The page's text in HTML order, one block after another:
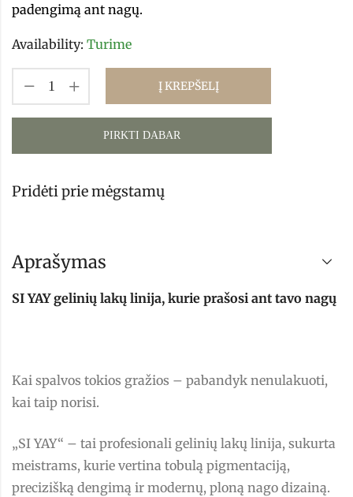
padengimą ant nagų.
Availability: Turime
Į KREPŠELĮ
PIRKTI DABAR
Pridėti prie mėgstamų
Aprašymas
SI YAY gelinių lakų linija, kurie prašosi ant tavo nagų
Kai spalvos tokios gražios – pabandyk nenulakuoti,
kai taip norisi.
„SI YAY“ – tai profesionali gelinių lakų linija, sukurta
meistrams, kurie vertina tobulą pigmentaciją,
precizišką dengimą ir modernų, ploną nago dizainą.